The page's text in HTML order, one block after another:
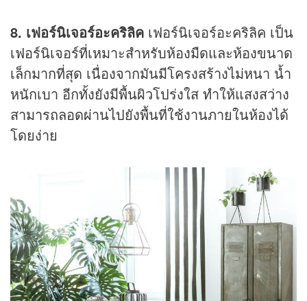
8. เฟอร์นิเจอร์อะคริลิค เฟอร์นิเจอร์อะคริลิค เป็น
เฟอร์นิเจอร์ที่เหมาะสำหรับห้องมืดและห้องขนาด
เล็กมากที่สุด เนื่องจากมันมีโครงสร้างไม่หนา น้ำ
หนักเบา อีกทั้งยังมีพื้นผิวโปร่งใส ทำให้แสงสว่าง
สามารถลอดผ่านไปยังพื้นที่ใช้งานภายในห้องได้
โดยง่าย